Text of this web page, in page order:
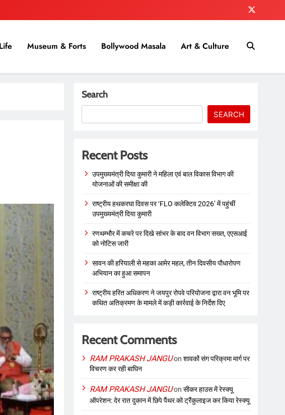
Museum & Forts Bollywood Masala Art & Culture
Search
SEARCH
Recent Posts
उपमुख्यमंत्री दिया कुमारी ने महिला एवं बाल विकास विभाग की
योजनाओं की समीक्षा की
राष्ट्रीय हथकरघा दिवस पर ‘FLO कलेक्टिव 2026’ में पहुंचीं
उपमुख्यमंत्री दिया कुमारी
रणथम्भौर में कचरे पर दिखे सांभर के बाद वन विभाग सख्त, एएसआई
को नोटिस जारी
सावन की हरियाली से महका आमेर महल, तीन दिवसीय पौधारोपण
अभियान का हुआ समापन
राष्ट्रीय हरित अधिकरण ने जयपुर रोपवे परियोजना द्वारा वन भूमि पर
कथित अतिक्रमण के मामले में कड़ी कार्रवाई के निर्देश दिए
Recent Comments
RAM PRAKASH JANGUonशावकों संग परिक्रमा मार्ग पर
विचरण कर रही बाघिन
RAM PRAKASH JANGUonसीकर हाउस में रेस्क्यू
ऑपरेशन: देर रात दुकान में छिपे पैंथर को ट्रैंकुलाइज कर किया रेस्क्यू